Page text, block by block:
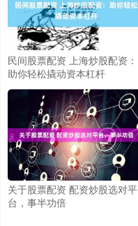
民间股票配资 上海炒股配资：
助你轻松撬动资本杠杆
关于股票配资 配资炒股选对平
台，事半功倍